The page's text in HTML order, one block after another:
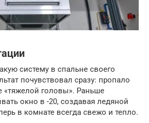
систему в спальне своего
почувствовал сразу: пропало
«тяжелой головы». Раньше
окно в -20, создавая ледяной
в комнате всегда свежо и тепло.